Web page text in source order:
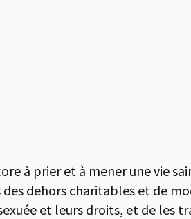
à prier et à mener une vie
dehors charitables et de
et leurs droits, et de les